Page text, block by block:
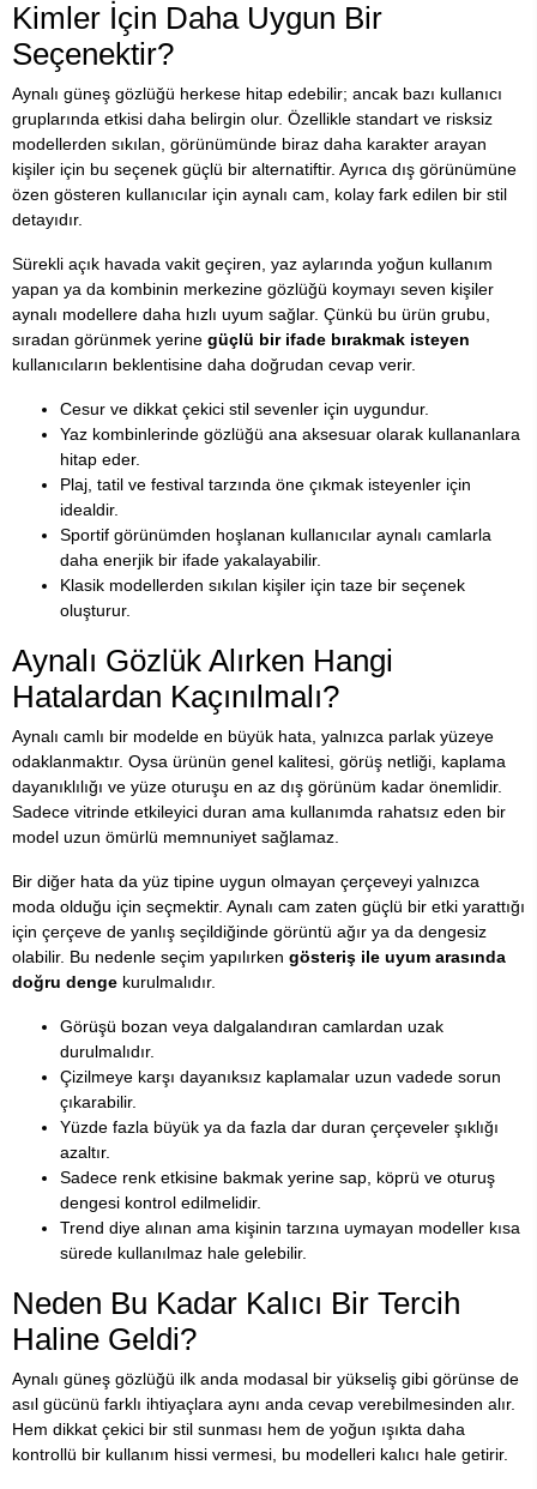
Kimler İçin Daha Uygun Bir
Seçenektir?
Aynalı güneş gözlüğü herkese hitap edebilir; ancak bazı kullanıcı
gruplarında etkisi daha belirgin olur. Özellikle standart ve risksiz
modellerden sıkılan, görünümünde biraz daha karakter arayan
kişiler için bu seçenek güçlü bir alternatiftir. Ayrıca dış görünümüne
özen gösteren kullanıcılar için aynalı cam, kolay fark edilen bir stil
detayıdır.
Sürekli açık havada vakit geçiren, yaz aylarında yoğun kullanım
yapan ya da kombinin merkezine gözlüğü koymayı seven kişiler
aynalı modellere daha hızlı uyum sağlar. Çünkü bu ürün grubu,
sıradan görünmek yerine güçlü bir ifade bırakmak isteyen
kullanıcıların beklentisine daha doğrudan cevap verir.
Cesur ve dikkat çekici stil sevenler için uygundur.
Yaz kombinlerinde gözlüğü ana aksesuar olarak kullananlara
hitap eder.
Plaj, tatil ve festival tarzında öne çıkmak isteyenler için
idealdir.
Sportif görünümden hoşlanan kullanıcılar aynalı camlarla
daha enerjik bir ifade yakalayabilir.
Klasik modellerden sıkılan kişiler için taze bir seçenek
oluşturur.
Aynalı Gözlük Alırken Hangi
Hatalardan Kaçınılmalı?
Aynalı camlı bir modelde en büyük hata, yalnızca parlak yüzeye
odaklanmaktır. Oysa ürünün genel kalitesi, görüş netliği, kaplama
dayanıklılığı ve yüze oturuşu en az dış görünüm kadar önemlidir.
Sadece vitrinde etkileyici duran ama kullanımda rahatsız eden bir
model uzun ömürlü memnuniyet sağlamaz.
Bir diğer hata da yüz tipine uygun olmayan çerçeveyi yalnızca
moda olduğu için seçmektir. Aynalı cam zaten güçlü bir etki yarattığı
için çerçeve de yanlış seçildiğinde görüntü ağır ya da dengesiz
olabilir. Bu nedenle seçim yapılırken gösteriş ile uyum arasında
doğru denge kurulmalıdır.
Görüşü bozan veya dalgalandıran camlardan uzak
durulmalıdır.
Çizilmeye karşı dayanıksız kaplamalar uzun vadede sorun
çıkarabilir.
Yüzde fazla büyük ya da fazla dar duran çerçeveler şıklığı
azaltır.
Sadece renk etkisine bakmak yerine sap, köprü ve oturuş
dengesi kontrol edilmelidir.
Trend diye alınan ama kişinin tarzına uymayan modeller kısa
sürede kullanılmaz hale gelebilir.
Neden Bu Kadar Kalıcı Bir Tercih
Haline Geldi?
Aynalı güneş gözlüğü ilk anda modasal bir yükseliş gibi görünse de
asıl gücünü farklı ihtiyaçlara aynı anda cevap verebilmesinden alır.
Hem dikkat çekici bir stil sunması hem de yoğun ışıkta daha
kontrollü bir kullanım hissi vermesi, bu modelleri kalıcı hale getirir.